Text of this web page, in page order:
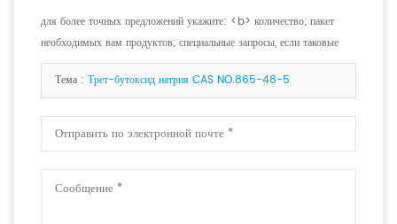
для более точных предложений укажите: <b> количество; пакет
необходимых вам продуктов; специальные запросы, если таковые
имеются. <b>
Тема : Трет-бутоксид натрия CAS NO.865-48-5